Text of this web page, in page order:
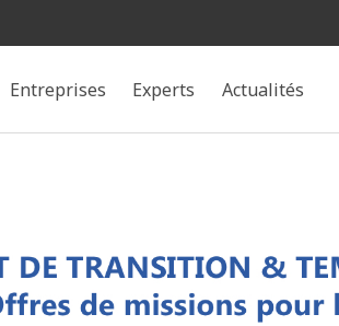
Entreprises Experts Actualités